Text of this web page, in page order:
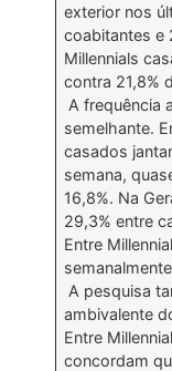
exterior nos
coabitantes e
Millennials
contra 21,8%
A frequência
semelhante.
casados
semana,
16,8%. Na
29,3% entre
Entre
A pesquisa
ambivalente
Entre
concordam